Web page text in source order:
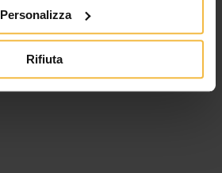
Personalizza
Rifiuta